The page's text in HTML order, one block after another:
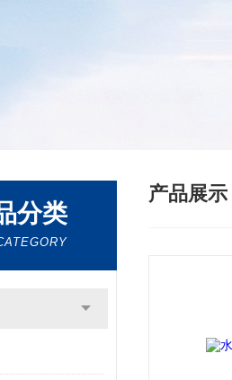
分类
产品展示